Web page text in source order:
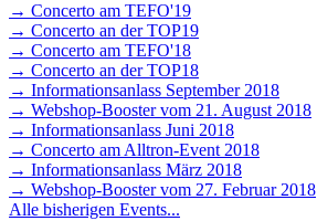
→ Concerto am TEFO'19
→ Concerto an der TOP19
→ Concerto am TEFO'18
→ Concerto an der TOP18
→ Informationsanlass September 2018
→ Webshop-Booster vom 21. August 2018
→ Informationsanlass Juni 2018
→ Concerto am Alltron-Event 2018
→ Informationsanlass März 2018
→ Webshop-Booster vom 27. Februar 2018
Alle bisherigen Events...